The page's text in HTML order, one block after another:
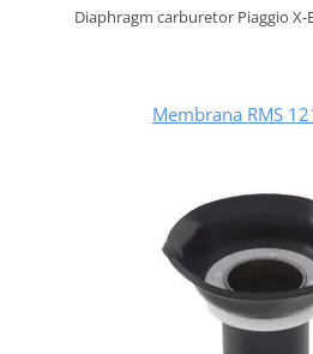
Diaphragm carburetor Piaggio X-
Membrana RMS